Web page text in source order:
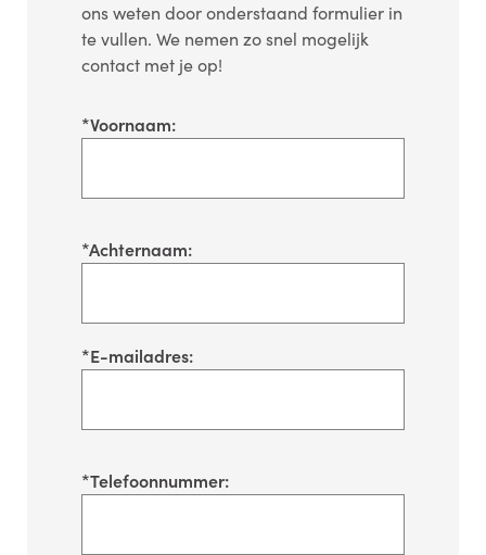
ons weten door onderstaand formulier in
te vullen. We nemen zo snel mogelijk
contact met je op!
*Voornaam:
*Achternaam:
*E-mailadres:
*Telefoonnummer: